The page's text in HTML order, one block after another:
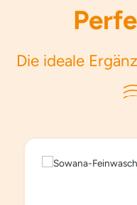
Die ideale